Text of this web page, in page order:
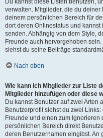
Du kannst diese Listen benutzen,
verwalten. Mitglieder, die du
deinem persönlichen Bereich für
dort deren Onlinestatus und
senden. Abhängig von dem Style,
Freunde auch hervorgehoben
siehst du seine Beiträge
Nach oben
Wie kann ich Mitglieder zur Liste
Mitglieder hinzufügen oder diese
Du kannst Benutzer auf zwei Arten
Benutzerprofil siehst du zwei
Freunde und einen zum Ignorieren
persönlichen Bereich direkt
deren Benutzernamen eingibst.